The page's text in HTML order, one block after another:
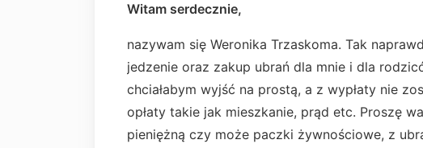
Witam serdecznie,
nazywam się Weronika Trzaskoma. Tak
jedzenie oraz zakup ubrań dla mnie i dla
chciałabym wyjść na prostą, a z wypłaty nie
opłaty takie jak mieszkanie, prąd etc. Proszę
pieniężną czy może paczki żywnościowe, z